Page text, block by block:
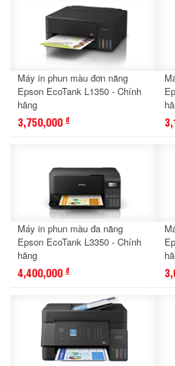
Máy in phun màu đơn năng
Epson EcoTank L1350 - Chính
hãng
3,750,000 đ
Máy in phun màu đa năng
Epson EcoTank L3350 - Chính
hãng
4,400,000 đ